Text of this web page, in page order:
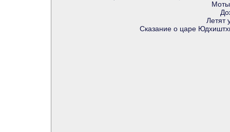
Летят
Сказание о царе